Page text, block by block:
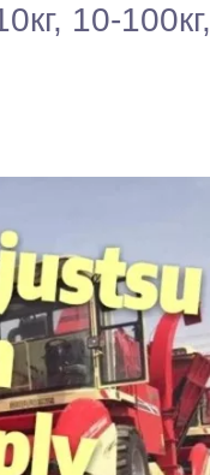
10-100кг,